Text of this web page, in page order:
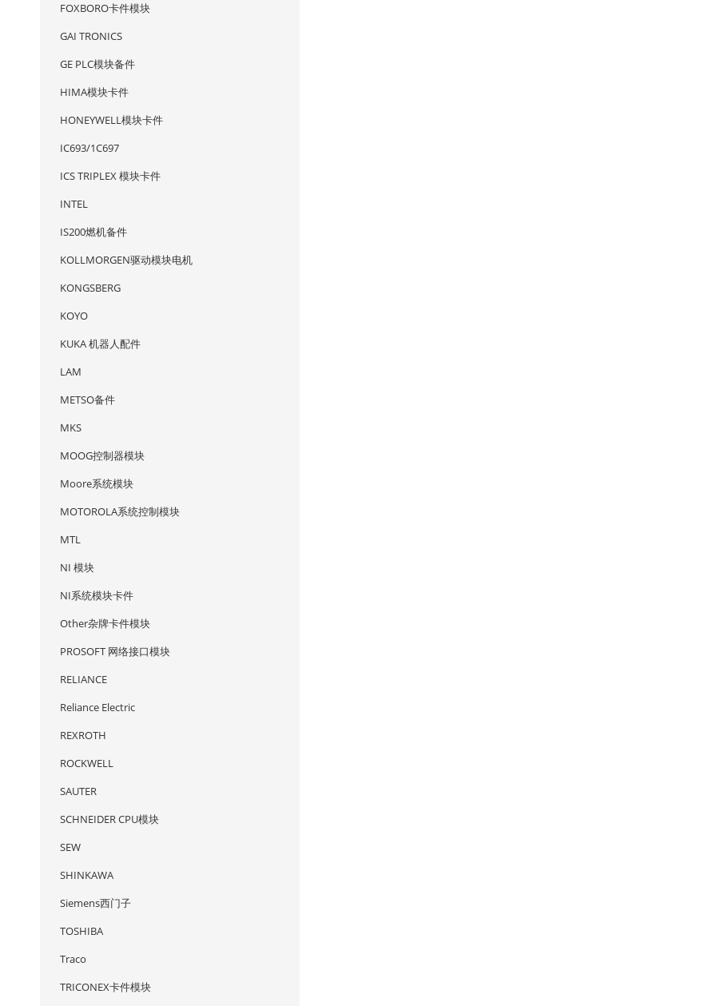
FOXBORO卡件模块
GAI TRONICS
GE PLC模块备件
HIMA模块卡件
HONEYWELL模块卡件
IC693/1C697
ICS TRIPLEX 模块卡件
INTEL
IS200燃机备件
KOLLMORGEN驱动模块电机
KONGSBERG
KOYO
KUKA 机器人配件
LAM
METSO备件
MKS
MOOG控制器模块
Moore系统模块
MOTOROLA系统控制模块
MTL
NI 模块
NI系统模块卡件
Other杂牌卡件模块
PROSOFT 网络接口模块
RELIANCE
Reliance Electric
REXROTH
ROCKWELL
SAUTER
SCHNEIDER CPU模块
SEW
SHINKAWA
Siemens西门子
TOSHIBA
Traco
TRICONEX卡件模块